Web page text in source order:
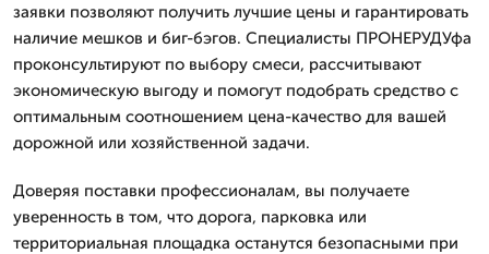
заявки позволяют получить лучшие цены и гарантировать
наличие мешков и биг-бэгов. Специалисты ПРОНЕРУДУфа
проконсультируют по выбору смеси, рассчитывают
экономическую выгоду и помогут подобрать средство с
оптимальным соотношением цена-качество для вашей
дорожной или хозяйственной задачи.
Доверяя поставки профессионалам, вы получаете
уверенность в том, что дорога, парковка или
территориальная площадка останутся безопасными при